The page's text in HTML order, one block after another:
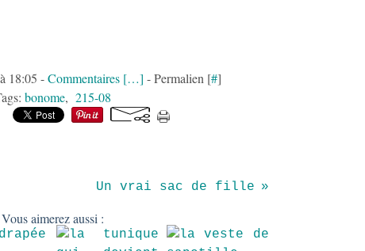
18:05 -Commentaires […] - Permalien [#]
bonome, 215-08
Un vrai sac de fille
Vous aimerez aussi :